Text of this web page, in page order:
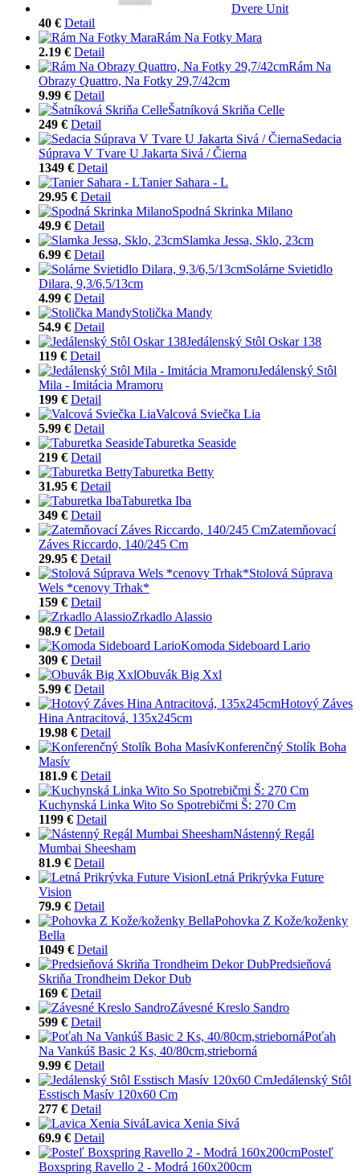
Dvere Unit
40 € Detail
Rám Na Fotky Mara
2.19 € Detail
Rám Na
Obrazy Quattro, Na Fotky 29,7/42cm
9.99 € Detail
Šatníková Skriňa Celle
249 € Detail
Sedacia
Súprava V Tvare U Jakarta Sivá / Čierna
1349 € Detail
Tanier Sahara - L
29.95 € Detail
Spodná Skrinka Milano
49.9 € Detail
Slamka Jessa, Sklo, 23cm
6.99 € Detail
Solárne Svietidlo
Dilara, 9,3/6,5/13cm
4.99 € Detail
Stolička Mandy
54.9 € Detail
Jedálenský Stôl Oskar 138
119 € Detail
Jedálenský Stôl
Mila - Imitácia Mramoru
199 € Detail
Valcová Sviečka Lia
5.99 € Detail
Taburetka Seaside
219 € Detail
Taburetka Betty
31.95 € Detail
Taburetka Iba
349 € Detail
Zatemňovací
Záves Riccardo, 140/245 Cm
29.95 € Detail
Stolová Súprava
Wels *cenovy Trhak*
159 € Detail
Zrkadlo Alassio
98.9 € Detail
Komoda Sideboard Lario
309 € Detail
Obuvák Big Xxl
5.99 € Detail
Hotový Záves
Hina Antracitová, 135x245cm
19.98 € Detail
Konferenčný Stolík Boha
Masív
181.9 € Detail
Kuchynská Linka Wito So Spotrebičmi Š: 270 Cm
1199 € Detail
Nástenný Regál
Mumbai Sheesham
81.9 € Detail
Letná Prikrývka Future
Vision
79.9 € Detail
Pohovka Z Kože/koženky
Bella
1049 € Detail
Predsieňová
Skriňa Trondheim Dekor Dub
169 € Detail
Závesné Kreslo Sandro
599 € Detail
Poťah
Na Vankúš Basic 2 Ks, 40/80cm,strieborná
9.99 € Detail
Jedálenský Stôl
Esstisch Masív 120x60 Cm
277 € Detail
Lavica Xenia Sivá
69.9 € Detail
Posteľ
Boxspring Ravello 2 - Modrá 160x200cm